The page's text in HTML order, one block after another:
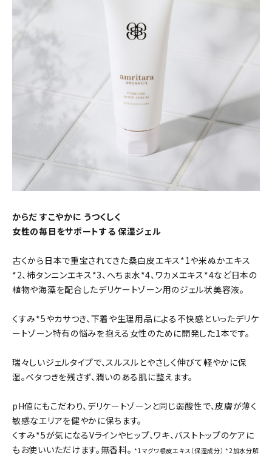
からだ すこやかに うつくしく
女性の毎日をサポートする 保湿ジェル
古くから日本で重宝されてきた桑白皮エキス*1や米ぬかエキス
*2、柿タンニンエキス*3、へちま水*4、ワカメエキス*4など日本の
植物や海藻を配合したデリケートゾーン用のジェル状美容液。
くすみ*5やカサつき、下着や生理用品による不快感といったデリケ
ートゾーン特有の悩みを抱える女性のために開発した1本です。
瑞々しいジェルタイプで、スルスルとやさしく伸びて軽やかに保
湿。ベタつきを残さず、潤いのある肌に整えます。
pH値にもこだわり、デリケートゾーンと同じ弱酸性で、皮膚が薄く
敏感なエリアを健やかに保ちます。
くすみ*5が気になるVラインやヒップ、ワキ、バストトップのケアに
もお使いいただけます。無香料。*1マグワ根皮エキス（保湿成分） *2加水分解